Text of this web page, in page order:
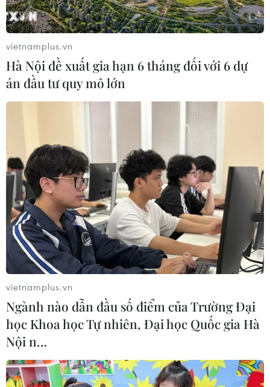
17/09/2023 04:54
Tại lễ khai mạc ASIAD 2023 vào tối 23/9, hình ảnh
những người cầm đuốc kỹ thuật số thắp lửa sẽ được
hiện thực hóa, kết hợp giữa ngọn đuốc kỹ thuật số và
ngọn đuốc thật.
vietnamplus.vn
Hà Nội đề xuất gia hạn 6 tháng đối với 6 dự
án đầu tư quy mô lớn
vietnamplus.vn
Ngành nào dẫn đầu số điểm của Trường Đại
học Khoa học Tự nhiên, Đại học Quốc gia Hà
Nội n…